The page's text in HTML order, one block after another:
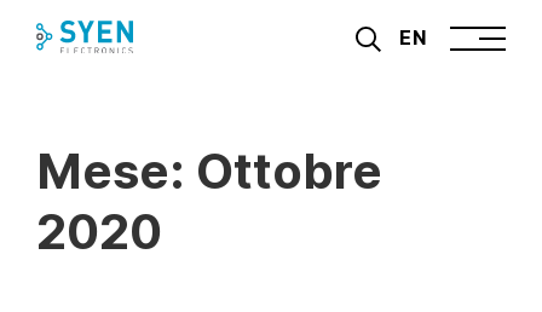
EN
Mese: Ottobre
2020